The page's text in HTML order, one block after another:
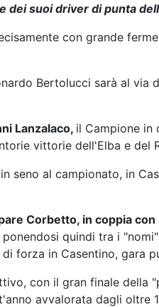
dei suoi driver di punta
con grande
Bertolucci sarà al
Lanzalaco, il Campione in
vittorie dell'Elba e del
seno al campionato, in
Corbetto, in coppia
quindi tra i
forza in Casentino, gara
con il gran finale della
avvalorata dagli oltre